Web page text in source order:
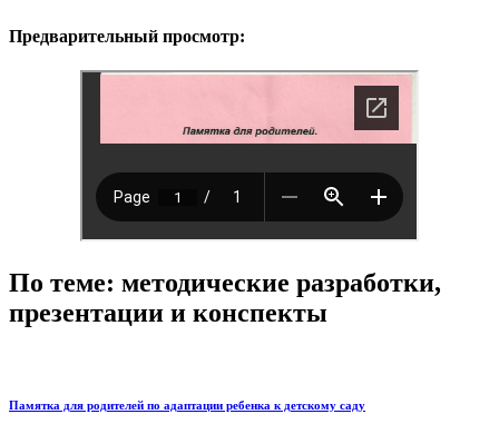
Предварительный просмотр:
По теме: методические разработки,
презентации и конспекты
Памятка для родителей по адаптации ребенка к детскому саду